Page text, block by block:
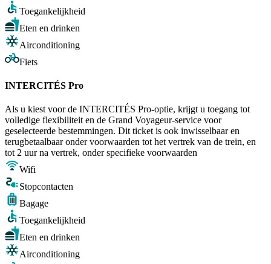
Toegankelijkheid
Eten en drinken
Airconditioning
Fiets
INTERCITÉS Pro
Als u kiest voor de INTERCITÉS Pro-optie, krijgt u toegang tot
volledige flexibiliteit en de Grand Voyageur-service voor
geselecteerde bestemmingen. Dit ticket is ook inwisselbaar en
terugbetaalbaar onder voorwaarden tot het vertrek van de trein, en
tot 2 uur na vertrek, onder specifieke voorwaarden
Wifi
Stopcontacten
Bagage
Toegankelijkheid
Eten en drinken
Airconditioning